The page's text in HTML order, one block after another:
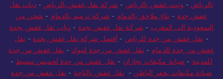
بالرياض - ونيت عفش بالرياض - شركة نقل عفش بالرياض -دباب نقل
عفش جدة - بناء ملاحق بالدمام - شركة ترميم بالدمام - شحن من
السعودية الى المغرب - شركة نقل عفش بجدة - دباب نقل عفش بجدة
- نقل عفش من جدة للرياض - أفضل شركة نقل عفش بجدة - نقل
عفش من جدة للدمام - نقل عفش من جدة لتبوك - نقل عفش من جدة
للمدينة - صيانة مكيفات بجازان - نقل عفش من جدة لخميس مشيط -
صيانة مكيفات بحفر الباطن - نقل عفش بالباحة - نقل عفش من جدة